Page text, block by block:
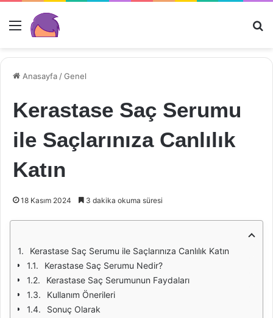
Menü
Anasayfa /Genel
Kerastase Saç Serumu
ile Saçlarınıza Canlılık
Katın
18 Kasım 2024 3 dakika okuma süresi
Kerastase Saç Serumu ile Saçlarınıza Canlılık Katın
Kerastase Saç Serumu Nedir?
Kerastase Saç Serumunun Faydaları
Kullanım Önerileri
Sonuç Olarak